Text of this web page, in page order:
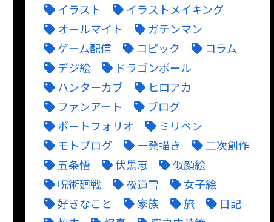
イラスト
イラストメイキング
オールマイト
ガテンマン
ゲーム配信
コピック
コラム
デジ絵
ドラゴンボール
ハンターカブ
ヒロアカ
ファンアート
ブログ
ポートフォリオ
ミリペン
モトブログ
一発描き
二次創作
五条悟
伏黒恵
似顔絵
呪術廻戦
夜道雪
女子絵
好きなこと
家族 旅
日記